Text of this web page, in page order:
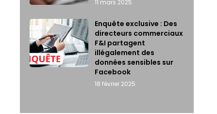
11 mars 2025
Enquête exclusive : Des
directeurs commerciaux
F&I partagent
illégalement des
données sensibles sur
Facebook
18 février 2025